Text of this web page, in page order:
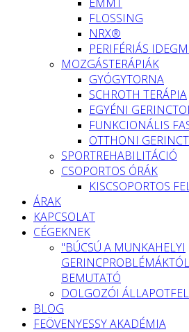
FLOSSING
NRX®
PERIFÉRIÁS
MOZGÁSTERÁPIÁK
GYÓGYTORNA
SCHROTH TERÁPIA
EGYÉNI
FUNKCIONÁLIS
OTTHONI
SPORTREHABILITÁCIÓ
CSOPORTOS ÓRÁK
KISCSOPORTOS
ÁRAK
KAPCSOLAT
CÉGEKNEK
"BÚCSÚ A MUNKAHELYI
BEMUTATÓ
DOLGOZÓI
BLOG
FEÖVENYESSY AKADÉMIA